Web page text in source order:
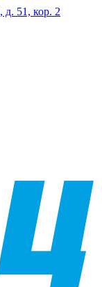
д. 51, кор. 2